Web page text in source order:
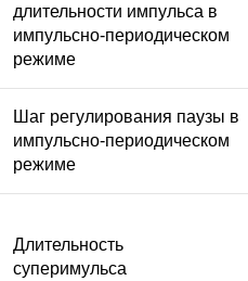
длительности импульса в
импульсно-периодическом
режиме
Шаг регулирования паузы в
импульсно-периодическом
режиме
Длительность
суперимульса